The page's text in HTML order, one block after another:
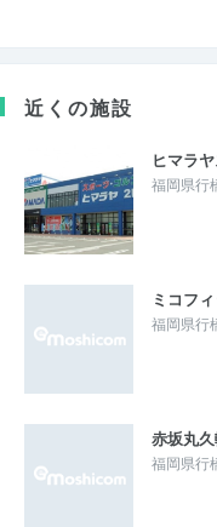
近くの施設
ヒマラ
福岡県行
ミコフ
福岡県行
赤坂丸
福岡県行